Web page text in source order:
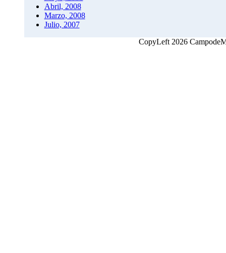
Abril, 2008
Marzo, 2008
Julio, 2007
CopyLeft 2026